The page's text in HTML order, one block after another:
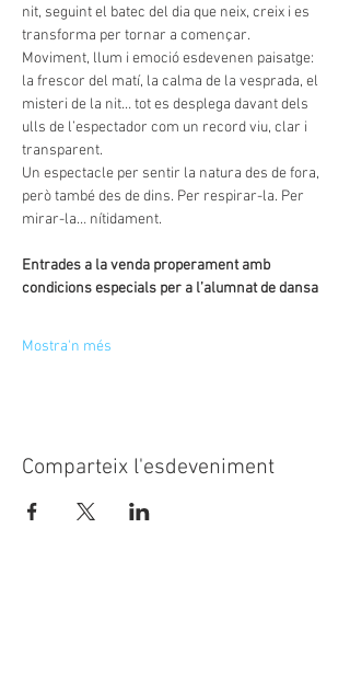
nit, seguint el batec del dia que neix, creix i es
transforma per tornar a començar.
Moviment, llum i emoció esdevenen paisatge:
la frescor del matí, la calma de la vesprada, el
misteri de la nit… tot es desplega davant dels
ulls de l’espectador com un record viu, clar i
transparent.
Un espectacle per sentir la natura des de fora,
però també des de dins. Per respirar-la. Per
mirar-la… nítidament.
Entrades a la venda properament amb
condicions especials per a l’alumnat de dansa
Mostra'n més
Comparteix l'esdeveniment